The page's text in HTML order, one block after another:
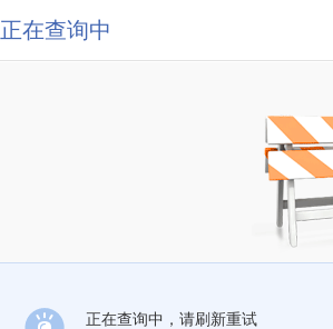
正在查询中
正在查询中，请刷新重试